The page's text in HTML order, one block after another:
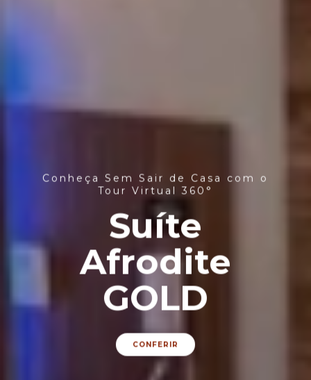
Conheça Sem Sair de Casa com o
Tour Virtual 360°
Suíte
Afrodite
GOLD
CONFERIR